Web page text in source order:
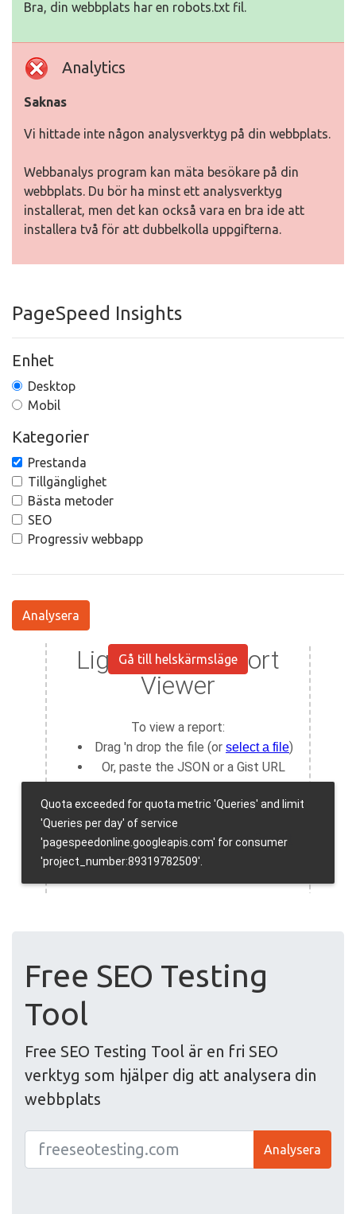
Bra, din webbplats har en robots.txt fil.
Analytics
Saknas
Vi hittade inte någon analysverktyg på din webbplats.
Webbanalys program kan mäta besökare på din
webbplats. Du bör ha minst ett analysverktyg
installerat, men det kan också vara en bra ide att
installera två för att dubbelkolla uppgifterna.
PageSpeed Insights
Enhet
Desktop
Mobil
Kategorier
Prestanda
Tillgänglighet
Bästa metoder
SEO
Progressiv webbapp
Analysera
Gå till helskärmsläge
Free SEO Testing
Tool
Free SEO Testing Tool är en fri SEO
verktyg som hjälper dig att analysera din
webbplats
Analysera